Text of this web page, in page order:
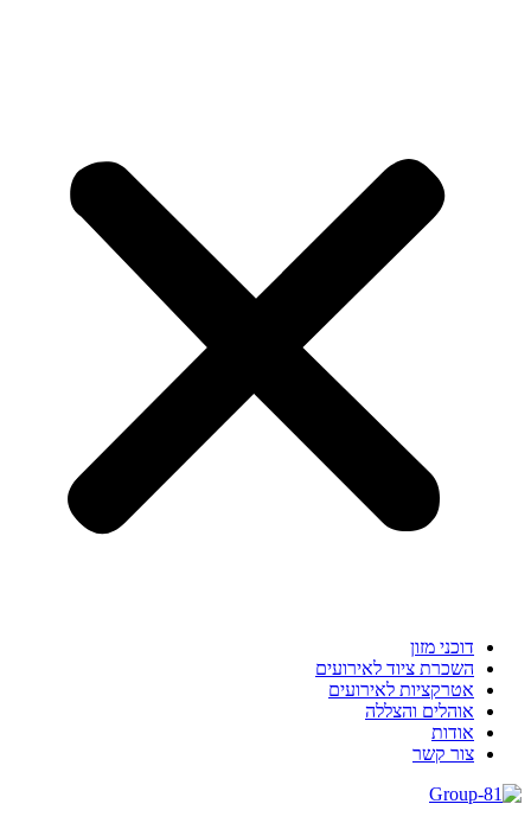
דוכני מזון
השכרת ציוד לאירועים
אטרקציות לאירועים
אוהלים והצללה
אודות
צור קשר